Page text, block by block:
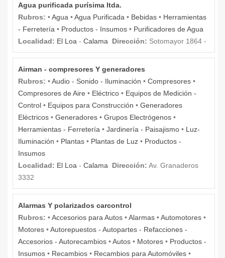
Agua purificada purísima ltda.
Rubros: •Agua •Agua Purificada • Bebidas • Herramientas
- Ferretería • Productos - Insumos • Purificadores de Agua
Localidad: El Loa - Calama Dirección: Sotomayor 1864 -
Airman - compresores Y generadores
Rubros: •Audio - Sonido - Iluminación • Compresores •
Compresores de Aire • Eléctrico • Equipos de Medición -
Control • Equipos para Construcción • Generadores
Eléctricos • Generadores • Grupos Electrógenos •
Herramientas - Ferretería • Jardinería - Paisajismo • Luz-
Iluminación • Plantas • Plantas de Luz • Productos -
Insumos
Localidad: El Loa - Calama Dirección: Av. Granaderos
3332
Alarmas Y polarizados carcontrol
Rubros: •Accesorios para Autos •Alarmas •Automotores •
Motores •Autorepuestos - Autopartes - Refacciones -
Accesorios - Autorecambios •Autos • Motores • Productos -
Insumos • Recambios • Recambios para Automóviles •